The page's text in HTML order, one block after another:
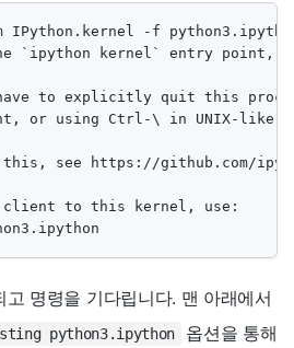
IPython.kernel -f
the `ipython kernel` entry
to explicitly quit this
or using Ctrl-\ in UNIX-like
this, see https://github.com/
client to this kernel, use:
명령을 기다립니다. 맨 아래에서
python3.ipython
옵션을 통해